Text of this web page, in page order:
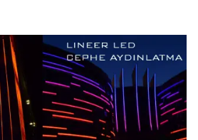
DOTLED
Lineer Aydınlatma
Mamül Ürünler
LED Modüller